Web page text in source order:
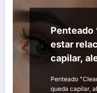
Penteado
estar
capilar,
Penteado
queda capilar,